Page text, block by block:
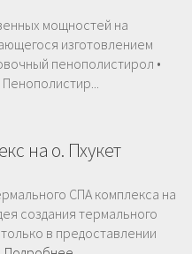
мощностей на
изготовлением
пенополистирол •
на о. Пхукет
СПА комплекса на
создания термального
в предоставлении